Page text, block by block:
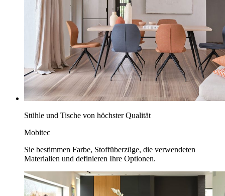
Stühle und Tische von höchster Qualität
Mobitec
Sie bestimmen Farbe, Stoffüberzüge, die verwendeten
Materialien und definieren Ihre Optionen.